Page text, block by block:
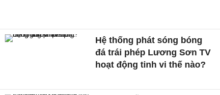
Hệ thống phát sóng bóng
đá trái phép Lương Sơn TV
hoạt động tinh vi thế nào?